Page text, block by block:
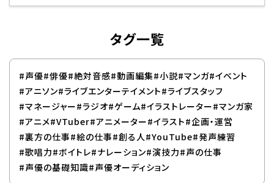
タグ一覧
#声優#俳優#絶対音感#動画編集#小説#マンガ#イベント
#アニソン#ライブエンターテイメント#ライブスタッフ
#マネージャー#ラジオ#ゲーム#イラストレーター#マンガ家
#アニメ#VTuber#アニメーター#イラスト#企画・運営
#裏方の仕事#絵の仕事#創る人 #YouTube#発声練習
#歌唱力#ボイトレ#ナレーション#演技力#声の仕事
#声優の基礎知識#声優オーディション